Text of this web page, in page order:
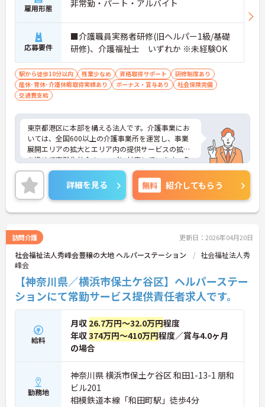
雇用形態 非常勤・パート・アルバイト
応募要件
■介護職員実務者研修(旧ヘルパー1級/基礎
研修)、介護福祉士 いずれか ※未経験OK
駅から徒歩10分以内 残業少なめ 資格取得サポート
研修制度あり
産休･育休･介護休暇取得実績あり
ボーナス・賞与あり
社会保険完備
交通費支給
東京都港区に本部を構える法人です。介護事業にお
いては、全国600以上の介護事業所を運営し、事業
展開エリアの拡大とエリア内の提供サービスの拡充
を進めて高齢化社会のニーズに対応しています。多
職種との密な連携による「チームケア」で利用者の
暮らしをサポートしています。母体の安定より充実
した福利厚生等の待遇面も魅力です。ご興味のある
方には、面接対策ポイントなど、さらに詳細をお話
しいたしますのでお気軽にご相談ください！
詳細を見る 無料 紹介してもらう
訪問介護 更新日：2026年04月20日
社会福祉法人秀峰会豊穣の大地 ヘルパーステーション
社会福祉法人秀
峰会
【神奈川県／横浜市保土ケ谷区】ヘルパーステー
ションにて常勤サービス提供責任者求人です。
給料
月収 26.7万円～32.0万円程度
年収374万円～410万円程度／賞与4.0ヶ月
の場合
勤務地
神奈川県 横浜市保土ケ谷区 和田1-13-1 朋和
ビル201
相模鉄道本線「和田町駅」徒歩4分